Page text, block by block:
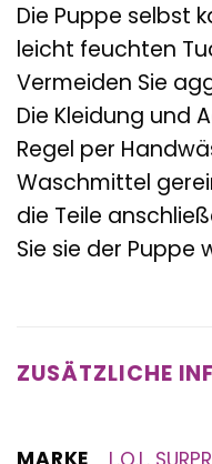
Die Puppe selbst
leicht feuchten
Vermeiden Sie
Die Kleidung und
Regel per
Waschmittel
die Teile
Sie sie der Puppe
ZUSÄTZLICHE